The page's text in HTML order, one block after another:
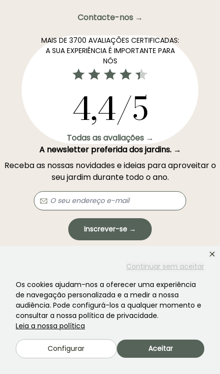
Continuar sem aceitar
Os cookies ajudam-nos a oferecer uma experiência
de navegação personalizada e a medir a nossa
audiência. Pode configurá-los a qualquer momento e
consultar a nossa política de privacidade.
Leia a nossa política
Configurar Aceitar
Contacte-nos →
MAIS DE 3700 AVALIAÇÕES CERTIFICADAS:
A SUA EXPERIÊNCIA É IMPORTANTE PARA
NÓS
4,4/5
Todas as avaliações →
A newsletter preferida dos jardins. →
Receba as nossas novidades e ideias para aproveitar o
seu jardim durante todo o ano.
Inscrever-se →
Política de Privacidadedo Google.
Não encontrou o que procurava?